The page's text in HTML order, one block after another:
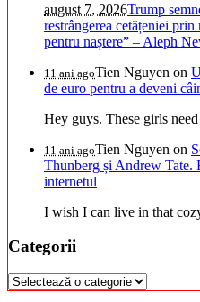
august 7, 2026Trump
restrângerea cetățeniei
pentru naștere” – Aleph
11 ani agoTien Nguyen on
de euro pentru a deveni
Hey guys. These girls
11 ani agoTien Nguyen on
Thunberg și Andrew Tate.
internetul
I wish I can live in that
Categorii
Categorii